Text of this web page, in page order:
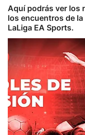
Ciclismo
Herri-kirolak
Balonmano
Kirolak 360
Aquí podrás ver los
los encuentros de
LaLiga EA Sports.